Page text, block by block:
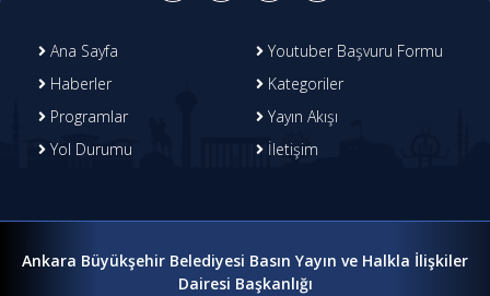
Ana Sayfa
Youtuber Başvuru Formu
Haberler
Kategoriler
Programlar
Yayın Akışı
Yol Durumu
İletişim
Ankara Büyükşehir Belediyesi Basın Yayın ve Halkla İlişkiler
Dairesi Başkanlığı